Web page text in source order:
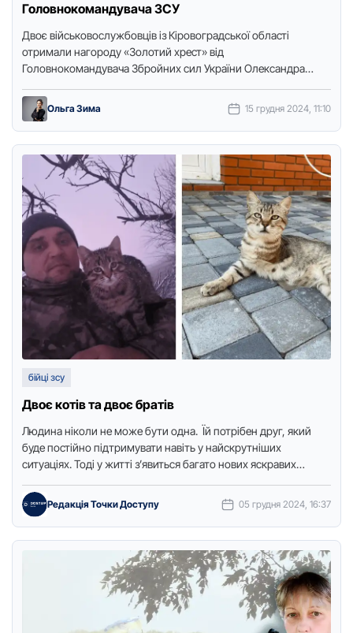
Головнокомандувача ЗСУ
Двоє військовослужбовців із Кіровоградської області
отримали нагороду «Золотий хрест» від
Головнокомандувача Збройних сил України Олександра
Пoчесний нагрудний знак …
Ольга Зима 15 грудня 2024, 11:10
бійці зсу
Двоє котів та двоє братів
Людина ніколи не може бути одна. Їй потрібен друг, який
буде постійно підтримувати навіть у найскрутніших
ситуаціях. Тоді у житті з’явиться багато нових яскравих
Редакція Точки Доступу 05 грудня 2024, 16:37